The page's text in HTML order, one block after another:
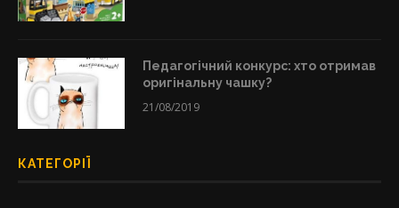
Педагогічний конкурс: хто отримав
оригінальну чашку?
21/08/2019
КАТЕГОРІЇ